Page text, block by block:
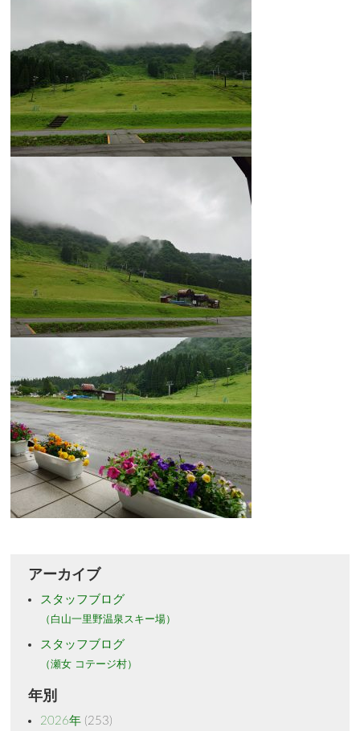
アーカイブ
スタッフブログ
（白山一里野温泉スキー場）
スタッフブログ
（瀬女 コテージ村）
年別
2026年(253)